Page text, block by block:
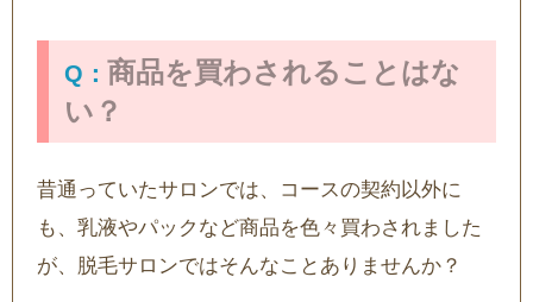
商品を買わされることはな
い？
昔通っていたサロンでは、コースの契約以外に
も、乳液やパックなど商品を色々買わされました
が、脱毛サロンではそんなことありませんか？